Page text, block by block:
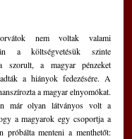
nem voltak valami
a költségvetésük szinte
szorult, a magyar pénzeket
a hiányok fedezésére. A
a magyar elnyomókat.
már olyan látványos volt a
horvátok gyűlölete, hogy a magyarok egy csoportja a
próbálta menteni a menthetőt: